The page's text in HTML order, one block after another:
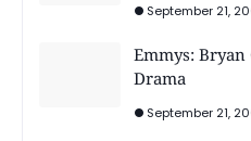
September 21,
Emmys:
Drama
September 21,